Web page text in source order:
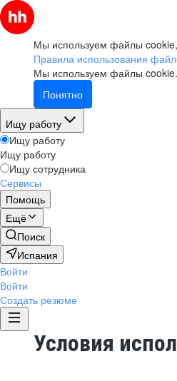
Мы используем файлы cookie,
Правила использования
Мы используем файлы cookie.
Понятно
Ищу работу
Ищу работу
Ищу работу
Ищу сотрудника
Сервисы
Помощь
Ещё
Поиск
Испания
Войти
Войти
Создать резюме
Условия